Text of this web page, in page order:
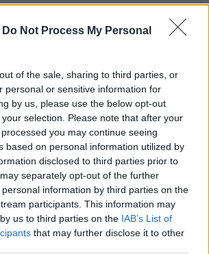
Do Not Process My Personal
of the sale, sharing to third parties, or
personal or sensitive information for
by us, please use the below opt-out
selection. Please note that after your
you may continue seeing
based on personal information utilized by
disclosed to third parties prior to
separately opt-out of the further
information by third parties on the
participants. This information may
us to third parties on the IAB’s List of
that may further disclose it to other
⇑
le plaisir musical :
apprenez la guitare chez
les MP3 sur
les MP3 ou trouver le CD sur
et des CD sur
de musique ou une partition au